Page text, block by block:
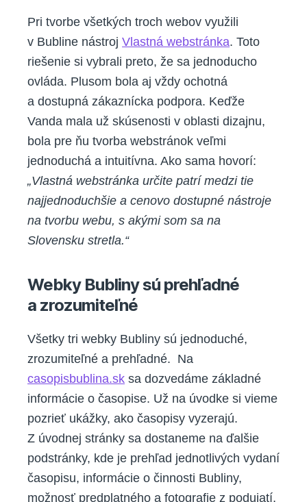
Pri tvorbe všetkých troch webov využili
v Bubline nástroj Vlastná webstránka. Toto
riešenie si vybrali preto, že sa jednoducho
ovláda. Plusom bola aj vždy ochotná
a dostupná zákaznícka podpora. Keďže
Vanda mala už skúsenosti v oblasti dizajnu,
bola pre ňu tvorba webstránok veľmi
jednoduchá a intuitívna. Ako sama hovorí:
„Vlastná webstránka určite patrí medzi tie
najjednoduchšie a cenovo dostupné nástroje
na tvorbu webu, s akými som sa na
Slovensku stretla.“
Webky Bubliny sú prehľadné
a zrozumiteľné
Všetky tri webky Bubliny sú jednoduché,
zrozumiteľné a prehľadné. Na
casopisbublina.sk sa dozvedáme základné
informácie o časopise. Už na úvodke si vieme
pozrieť ukážky, ako časopisy vyzerajú.
Z úvodnej stránky sa dostaneme na ďalšie
podstránky, kde je prehľad jednotlivých vydaní
časopisu, informácie o činnosti Bubliny,
možnosť predplatného a fotografie z podujatí,